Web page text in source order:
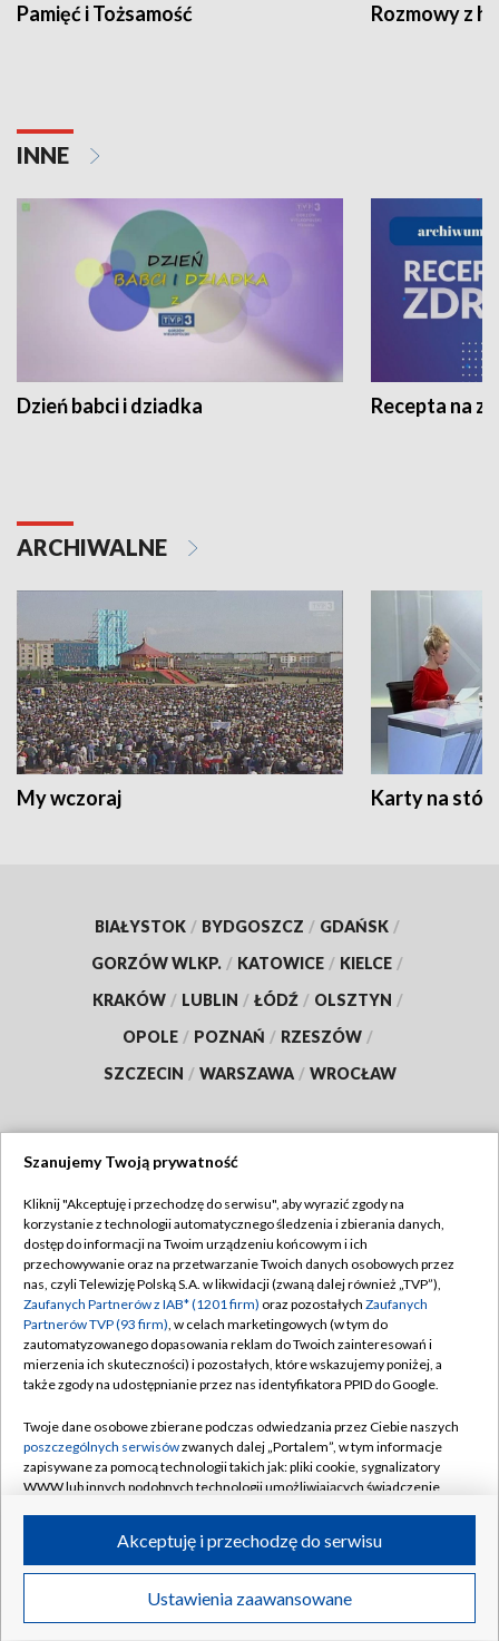
Pamięć i Tożsamość Rozmowy z
INNE
Dzień babci i dziadka Recepta na
ARCHIWALNE
My wczoraj Karty na
BIAŁYSTOK / BYDGOSZCZ / GDAŃSK /
GORZÓW WLKP. / KATOWICE / KIELCE /
KRAKÓW / LUBLIN / ŁÓDŹ / OLSZTYN /
OPOLE / POZNAŃ / RZESZÓW /
SZCZECIN / WARSZAWA / WROCŁAW
TVP
Abonament TVP
Emisja w TVP
Centrum informacji TVP
Naziemna Telewizja Cyfrowa
Rada Programowa
System NOS
Informacje o nadawcy
Program dla prasy
Ogłoszenie przetargowe
Regulamin TVP
Polityka prywatności
Moje zgody
Pomoc
Kontakt
Kanały
©2026 Telewizja Polska S.A. w likwidacji
Szanujemy Twoją prywatność
Kliknij "Akceptuję i przechodzę do serwisu", aby wyrazić zgody na
korzystanie z technologii automatycznego śledzenia i zbierania danych,
dostęp do informacji na Twoim urządzeniu końcowym i ich
przechowywanie oraz na przetwarzanie Twoich danych osobowych przez
nas, czyli Telewizję Polską S.A. w likwidacji (zwaną dalej również „TVP”),
Zaufanych Partnerów z IAB* (1201 firm) oraz pozostałych Zaufanych
Partnerów TVP (93 firm), w celach marketingowych (w tym do
zautomatyzowanego dopasowania reklam do Twoich zainteresowań i
mierzenia ich skuteczności) i pozostałych, które wskazujemy poniżej, a
także zgody na udostępnianie przez nas identyfikatora PPID do Google.
Twoje dane osobowe zbierane podczas odwiedzania przez Ciebie naszych
poszczególnych serwisówzwanych dalej „Portalem”, w tym informacje
zapisywane za pomocą technologii takich jak: pliki cookie, sygnalizatory
WWW lub innych podobnych technologii umożliwiających świadczenie
ruchu w Internecie.
Twoje dane osobowe zbierane podczas odwiedzania przez Ciebie
poszczególnych serwisówna Portalu, takie jak adresy IP, identyfikatory
Ustawienia zaawansowane
Akceptuję i przechodzę do serwisu